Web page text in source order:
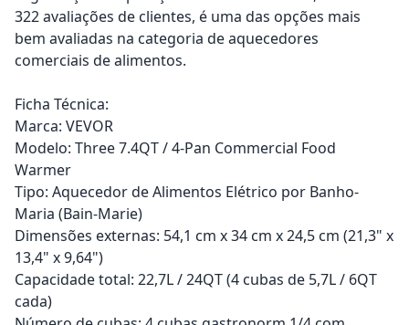
322 avaliações de clientes, é uma das opções mais
bem avaliadas na categoria de aquecedores
comerciais de alimentos.
Ficha Técnica:
Marca: VEVOR
Modelo: Three 7.4QT / 4-Pan Commercial Food
Warmer
Tipo: Aquecedor de Alimentos Elétrico por Banho-
Maria (Bain-Marie)
Dimensões externas: 54,1 cm x 34 cm x 24,5 cm (21,3" x
13,4" x 9,64")
Capacidade total: 22,7L / 24QT (4 cubas de 5,7L / 6QT
cada)